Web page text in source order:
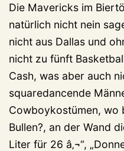
Die Mavericks im
natürlich nicht nein
nicht aus Dallas und
nicht zu fünft
Cash, was aber auch
squaredancende
Cowboykostümen, wo
Bullen?, an der Wand
Liter für 26 â‚¬“,